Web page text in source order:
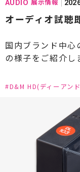
AUDIO 展示情報
オーディオ試聴
国内ブランド中心
の様子をご紹介し
#D&M HD(ディーアン